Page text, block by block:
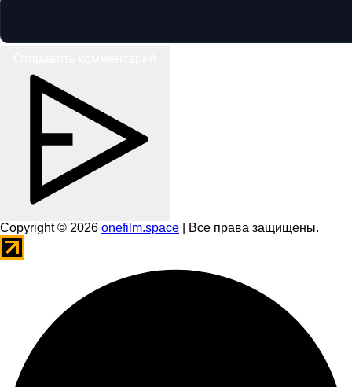
Copyright © 2026 onefilm.space | Все права защищены.